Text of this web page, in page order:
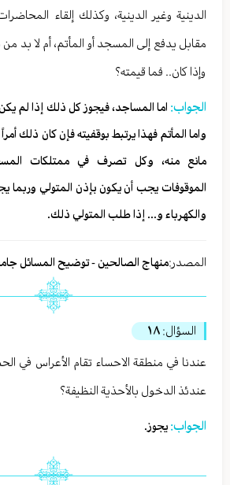
الدينية وغير الدينية، وكذلك إلقاء
مقابل يدفع إلى المسجد أو المأتم، أم لا بد
وإذا كان.. فما قيمته؟
الجواب: اما المساجد، فيجوز كل ذلك إذا لم
واما المأتم فهذا يرتبط بوقفيته فإن كان ذلك
مانع منه، وكل تصرف في ممتلكات
الموقوفات يجب أن يكون بإذن المتولي
والكهرباء و... إذا طلب المتولي ذلك.
المصدر:منهاج الصالحين - توضيح المسائل
السؤال: ١٨
عندنا في منطقة الاحساء تقام الأعراس في
عندئذ الدخول بالأحذية النظيفة؟
الجواب: يجوز.